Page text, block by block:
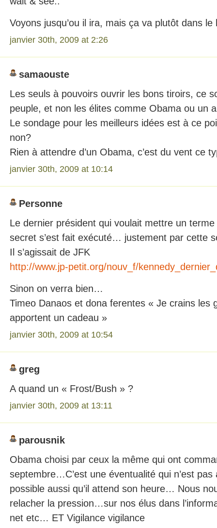
Voyons jusqu’ou il ira, mais ça va plutôt dans le
janvier 30th, 2009 at 2:26
samaouste
Les seuls à pouvoirs ouvrir les bons tiroirs, ce
peuple, et non les élites comme Obama ou un
Le sondage pour les meilleurs idées est à ce
non?
Rien à attendre d’un Obama, c’est du vent ce
janvier 30th, 2009 at 10:14
Personne
Le dernier président qui voulait mettre un
secret s’est fait exécuté… justement par cette
Il s’agissait de JFK
http://www.jp-petit.org/nouv_f/
Sinon on verra bien…
Timeo Danaos et dona ferentes « Je crains les
apportent un cadeau »
janvier 30th, 2009 at 10:54
greg
A quand un « Frost/Bush » ?
janvier 30th, 2009 at 13:11
parousnik
Obama choisi par ceux la même qui ont
septembre…C’est une éventualité qui n’est
possible aussi qu’il attend son heure… Nous
relacher la pression…sur nos élus dans
net etc… ET Vigilance vigilance